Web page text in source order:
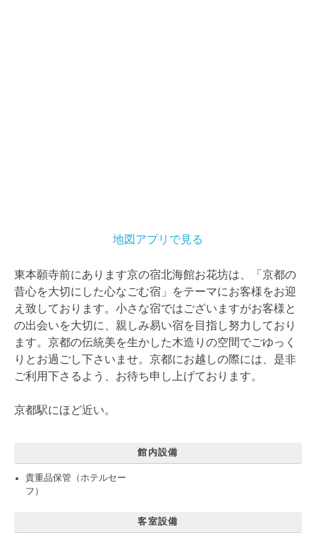
地図アプリで見る
東本願寺前にあります京の宿北海館お花坊は、「京都の
昔心を大切にした心なごむ宿」をテーマにお客様をお迎
え致しております。小さな宿ではございますがお客様と
の出会いを大切に、親しみ易い宿を目指し努力しており
ます。京都の伝統美を生かした木造りの空間でごゆっく
りとお過ごし下さいませ。京都にお越しの際には、是非
ご利用下さるよう、お待ち申し上げております。
京都駅にほど近い。
館内設備
貴重品保管（ホテルセー
フ）
客室設備